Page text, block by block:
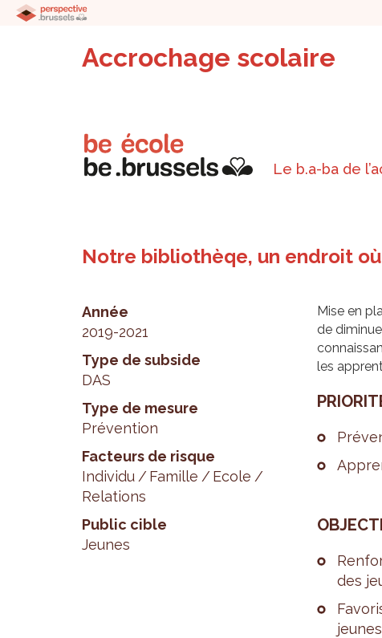
Accrochage scolaire
Le b.a-ba de
Notre bibliothèqe, un endroit
Année
2019-2021
Type de subside
DAS
Type de mesure
Prévention
Facteurs de risque
Individu
Famille
Ecole
Relations
Public cible
Jeunes
Mise en
de
les
des
jeunes